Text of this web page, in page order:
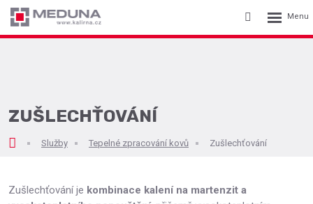
Vyhledávání
Rozbalení
ZUŠLECHŤOVÁNÍ
Služby Tepelné zpracování kovů Zušlechťování
Zušlechťování je kombinace kalení na martenzit a